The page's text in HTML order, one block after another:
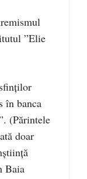
”Elie
în banca
(Părintele
doar
Baia